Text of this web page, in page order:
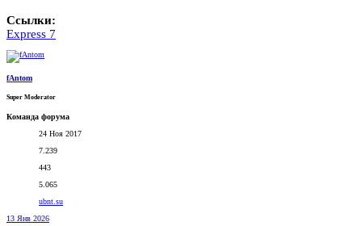
Ссылки:
Express 7
fAntom
Super Moderator
Команда форума
24 Ноя 2017
7.239
443
5.065
ubnt.su
13 Янв 2026